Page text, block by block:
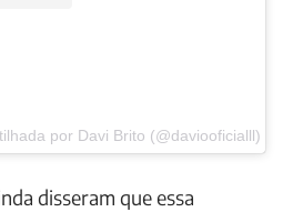
por Davi Brito (@daviooficialll)
disseram que essa